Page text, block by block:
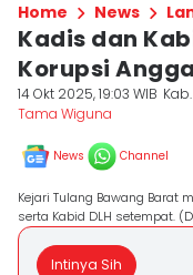
Home News
Kadis dan
Korupsi
14 Okt 2025, 19:03 WIB
Tama Wiguna
News Channel
Kejari Tulang Bawang Barat
serta Kabid DLH setempat.
Intinya Sih